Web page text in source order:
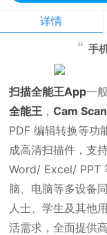
详情
手
扫描全能王App一
全能王 ，Cam
PDF 编辑转换等功
成高清扫描件，支
Word/ Excel/ PPT
脑、电脑等多设备
人士、学生及其他
活需求，全面提供